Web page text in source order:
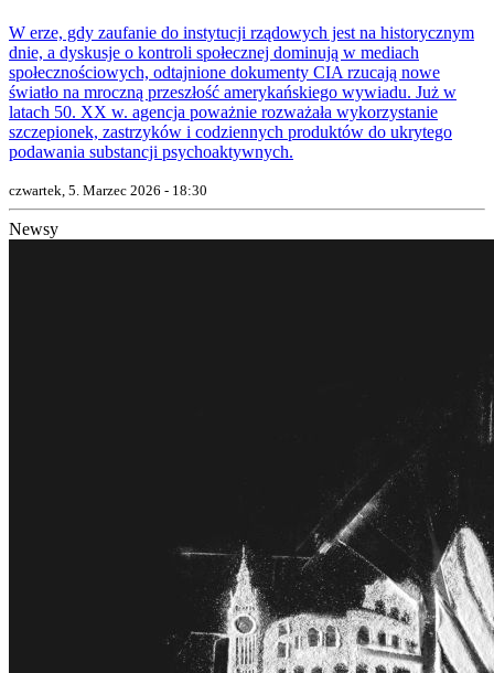
W erze, gdy zaufanie do instytucji rządowych jest na historycznym
dnie, a dyskusje o kontroli społecznej dominują w mediach
społecznościowych, odtajnione dokumenty CIA rzucają nowe
światło na mroczną przeszłość amerykańskiego wywiadu. Już w
latach 50. XX w. agencja poważnie rozważała wykorzystanie
szczepionek, zastrzyków i codziennych produktów do ukrytego
podawania substancji psychoaktywnych.
czwartek, 5. Marzec 2026 - 18:30
Newsy